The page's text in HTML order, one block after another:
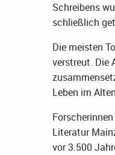
Schreibens
schließlich
Die meisten
verstreut. Die
Leben im
Literatur
vor 3.500